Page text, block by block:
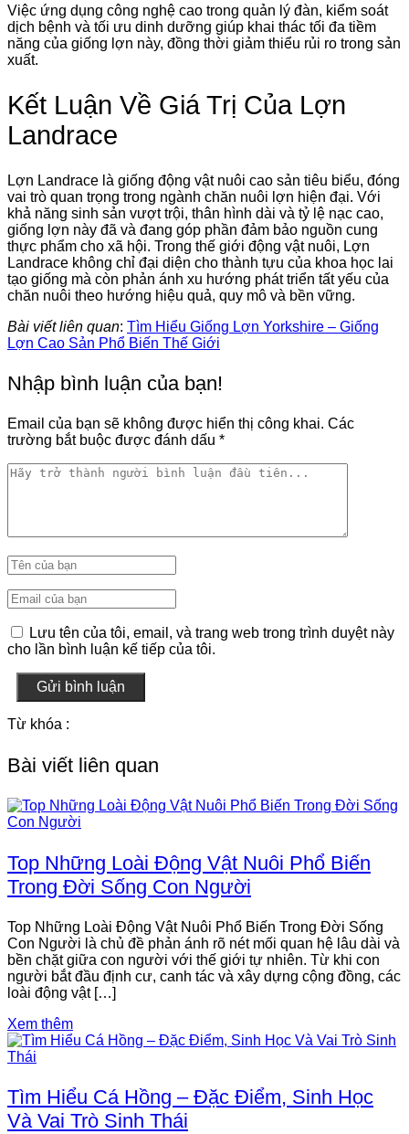
Việc ứng dụng công nghệ cao trong quản lý đàn, kiểm soát
dịch bệnh và tối ưu dinh dưỡng giúp khai thác tối đa tiềm
năng của giống lợn này, đồng thời giảm thiểu rủi ro trong sản
xuất.
Kết Luận Về Giá Trị Của Lợn
Landrace
Lợn Landrace là giống động vật nuôi cao sản tiêu biểu, đóng
vai trò quan trọng trong ngành chăn nuôi lợn hiện đại. Với
khả năng sinh sản vượt trội, thân hình dài và tỷ lệ nạc cao,
giống lợn này đã và đang góp phần đảm bảo nguồn cung
thực phẩm cho xã hội. Trong thế giới động vật nuôi, Lợn
Landrace không chỉ đại diện cho thành tựu của khoa học lai
tạo giống mà còn phản ánh xu hướng phát triển tất yếu của
chăn nuôi theo hướng hiệu quả, quy mô và bền vững.
Bài viết liên quan: Tìm Hiểu Giống Lợn Yorkshire – Giống
Lợn Cao Sản Phổ Biến Thế Giới
Nhập bình luận của bạn!
Email của bạn sẽ không được hiển thị công khai. Các
trường bắt buộc được đánh dấu *
Lưu tên của tôi, email, và trang web trong trình duyệt này
cho lần bình luận kế tiếp của tôi.
Gửi bình luận
Từ khóa :
Bài viết liên quan
Top Những Loài Động Vật Nuôi Phổ Biến
Trong Đời Sống Con Người
Top Những Loài Động Vật Nuôi Phổ Biến Trong Đời Sống
Con Người là chủ đề phản ánh rõ nét mối quan hệ lâu dài và
bền chặt giữa con người với thế giới tự nhiên. Từ khi con
người bắt đầu định cư, canh tác và xây dựng cộng đồng, các
loài động vật […]
Xem thêm
Tìm Hiểu Cá Hồng – Đặc Điểm, Sinh Học
Và Vai Trò Sinh Thái